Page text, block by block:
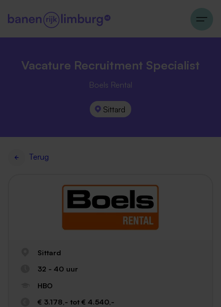
Vacature Recruitment Specialist
Boels Rental
Sittard
Terug
Sittard
32 - 40 uur
HBO
€ 3.178,- tot € 4.540,-